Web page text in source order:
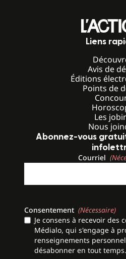
Liens
Avis de
Éditions
Points de
Les
Nous
Abonnez-vous
Courriel
Consentement (Nécessaire)
Je consens à recevoir des
Médialo, qui s'engage à
renseignements
désabonner en tout temps.